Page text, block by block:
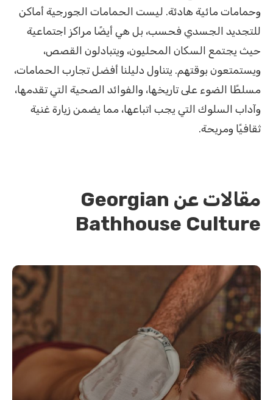
وحمامات مائية هادئة. ليست الحمامات الجورجية أماكن
للتجديد الجسدي فحسب، بل هي أيضًا مراكز اجتماعية
حيث يجتمع السكان المحليون، ويتبادلون القصص،
ويستمتعون بوقتهم. يتناول دليلنا أفضل تجارب الحمامات،
مسلطًا الضوء على تاريخها، والفوائد الصحية التي تقدمها،
وآداب السلوك التي يجب اتباعها، مما يضمن زيارة غنية
ثقافيًا ومريحة.
مقالات عن Georgian
Bathhouse Culture